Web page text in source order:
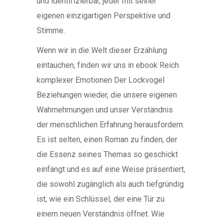
eigenen einzigartigen Perspektive und
Stimme.
Wenn wir in die Welt dieser Erzählung
eintauchen, finden wir uns in ebook Reich
komplexer Emotionen Der Lockvogel
Beziehungen wieder, die unsere eigenen
Wahrnehmungen und unser Verständnis
der menschlichen Erfahrung herausfordern.
Es ist selten, einen Roman zu finden, der
die Essenz seines Themas so geschickt
einfängt und es auf eine Weise präsentiert,
die sowohl zugänglich als auch tiefgründig
ist, wie ein Schlüssel, der eine Tür zu
einem neuen Verständnis öffnet. Wie